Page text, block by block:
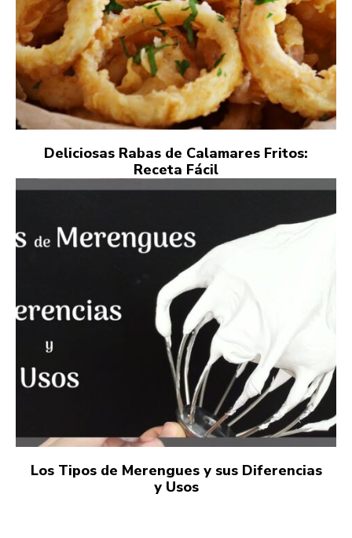
Deliciosas Rabas de Calamares Fritos:
Receta Fácil
Los Tipos de Merengues y sus Diferencias
y Usos